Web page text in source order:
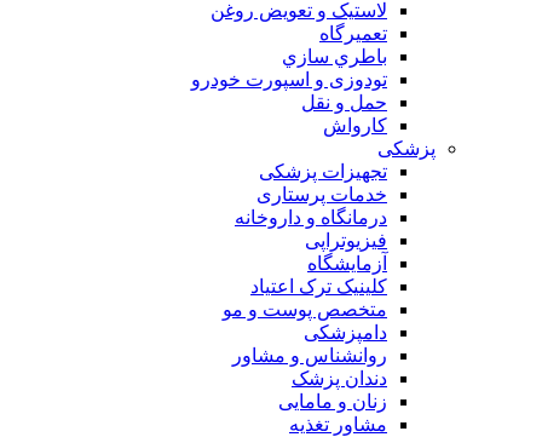
لاستیک و تعویض روغن
تعميرگاه
باطري سازي
تودوزی و اسپورت خودرو
حمل و نقل
کارواش
پزشکی
تجهیزات پزشکی
خدمات پرستاری
درمانگاه و داروخانه
فیزیوتراپی
آزمایشگاه
کلینیک ترک اعتیاد
متخصص پوست و مو
دامپزشکی
روانشناس و مشاور
دندان پزشک
زنان و مامایی
مشاور تغذیه